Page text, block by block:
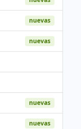
nuevas
nuevas
nuevas
nuevas